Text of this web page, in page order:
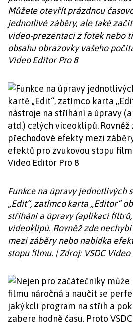
Můžete otevřít prázdnou
jednotlivé záběry, ale také
video-prezentaci z fotek nebo
obsahu obrazovky vašeho
Video Editor Pro 8
Funkce na úpravy jednotlivých
„Edit“, zatímco karta „Editor“
stříhání a úpravy (aplikaci
videoklipů. Rovněž zde
mezi záběry nebo nabídka
stopu filmu. | Zdroj: VSDC